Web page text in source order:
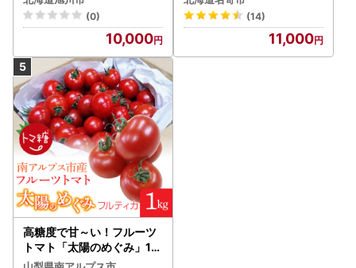
予定)_ | 玉ねぎ 05935
(0)
10,000
(14)
11,000
高糖度で甘～い！フルーツ
トマト「太陽のめぐみ」1k
g ALPBI001 | 高糖度 おす